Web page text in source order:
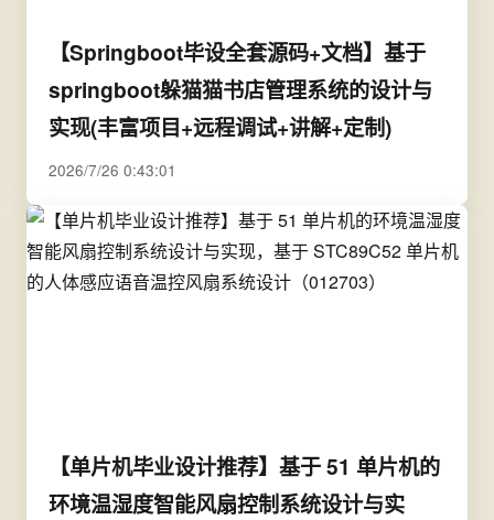
【Springboot毕设全套源码+文档】基于
springboot躲猫猫书店管理系统的设计与
实现(丰富项目+远程调试+讲解+定制)
2026/7/26 0:43:01
【单片机毕业设计推荐】基于 51 单片机的
环境温湿度智能风扇控制系统设计与实